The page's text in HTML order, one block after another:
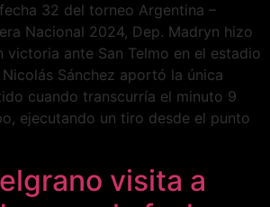
32 del torneo Argentina –
Nacional 2024, Dep. Madryn hizo
victoria ante San Telmo en el estadio
Sánchez aportó la única
cuando transcurría el minuto 9
ejecutando un tiro desde el punto
visita a